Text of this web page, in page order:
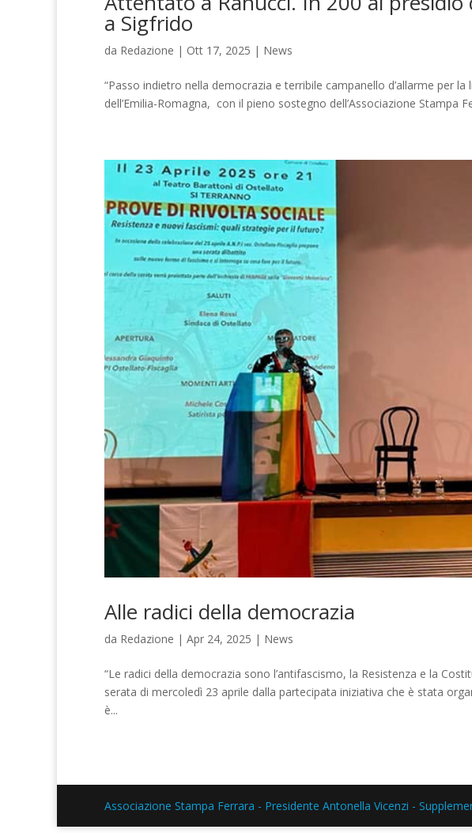
a Sigfrido
da Redazione | Ott 17, 2025 | News
“Passo indietro nella democrazia e terribile campanello d’allarme per
dell’Emilia-Romagna, con il pieno sostegno dell’Associazione Stampa
Alle radici della democrazia
da Redazione | Apr 24, 2025 | News
“Le radici della democrazia sono l’antifascismo, la Resistenza e la
serata di mercoledì 23 aprile dalla partecipata iniziativa che è stata
è...
Associazione Stampa Ferrara - Presidente Antonella Vicenzi -